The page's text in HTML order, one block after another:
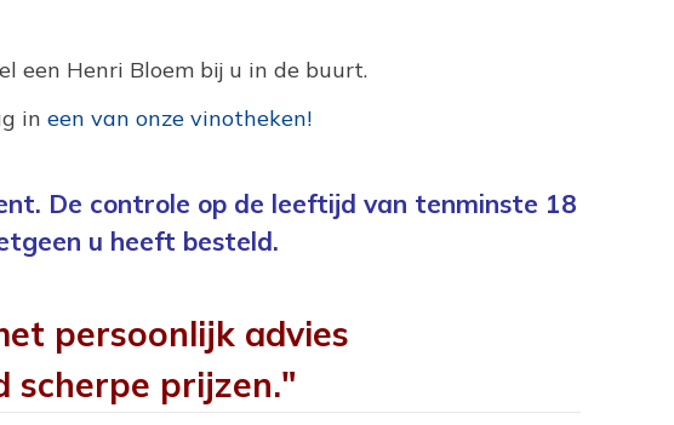
een Henri Bloem bij u in de buurt.
in een van onze vinotheken!
De controle op de leeftijd van tenminste 18
u heeft besteld.
persoonlijk advies
scherpe prijzen."